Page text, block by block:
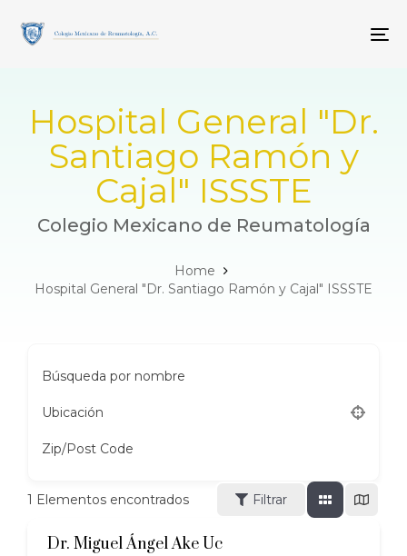
links
primary
contentHospital General "Dr.
Santiago Ramón y
Cajal" ISSSTE
Colegio Mexicano de Reumatología
Home
Hospital General "Dr. Santiago Ramón y Cajal" ISSSTE
Búsqueda por nombre
Ubicación
Zip/Post Code
1 Elementos encontrados Filtrar
Dr. Miguel Ángel Ake Uc